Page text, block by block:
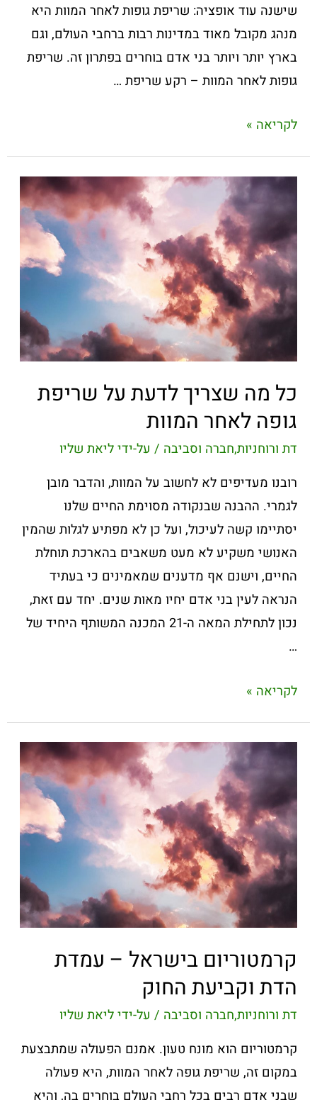
שישנה עוד אופציה: שריפת גופות לאחר המוות היא
מנהג מקובל מאוד במדינות רבות ברחבי העולם, וגם
בארץ יותר ויותר בני אדם בוחרים בפתרון זה. שריפת
גופות לאחר המוות – רקע שריפת …
לקריאה »
כל מה שצריך לדעת על שריפת
גופה לאחר המוות
דת ורוחניות,חברה וסביבה / על-ידיליאת שליו
רובנו מעדיפים לא לחשוב על המוות, והדבר מובן
לגמרי. ההבנה שבנקודה מסוימת החיים שלנו
יסתיימו קשה לעיכול, ועל כן לא מפתיע לגלות שהמין
האנושי משקיע לא מעט משאבים בהארכת תוחלת
החיים, וישנם אף מדענים שמאמינים כי בעתיד
הנראה לעין בני אדם יחיו מאות שנים. יחד עם זאת,
נכון לתחילת המאה ה-21 המכנה המשותף היחיד של
…
לקריאה »
קרמטוריום בישראל – עמדת
הדת וקביעת החוק
דת ורוחניות,חברה וסביבה / על-ידיליאת שליו
קרמטוריום הוא מונח טעון. אמנם הפעולה שמתבצעת
במקום זה, שריפת גופה לאחר המוות, היא פעולה